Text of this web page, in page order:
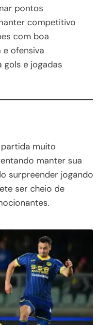
pontos
competitivo
com boa
e ofensiva
gols e jogadas
muito
manter sua
surpreender jogando
ser cheio de